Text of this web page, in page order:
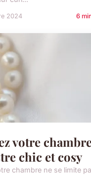
2024 6
votre
chic et cosy
chambre ne se limite